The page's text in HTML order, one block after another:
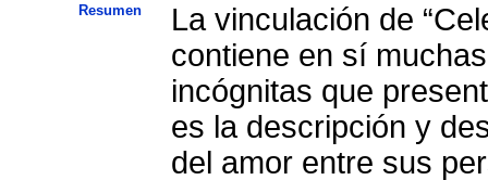
Resumen
La vinculación de
contiene en sí
incógnitas que
es la descripción y
del amor entre sus